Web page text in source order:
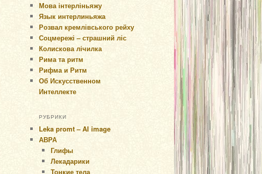
Мова інтерліньяжу
Язык интерлиньяжа
Розвал кремлівського рейху
Соцмережі – страшний ліс
Колискова лічилка
Рима та ритм
Рифма и Ритм
Об Искусственном
Интеллекте
РУБРИКИ
Leka promt – AI image
АВРА
Глифы
Лекадарики
Тонкие тела